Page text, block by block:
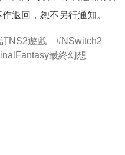
退回，恕不另行通知。
NS2遊戲
NSwitch2
最終幻想